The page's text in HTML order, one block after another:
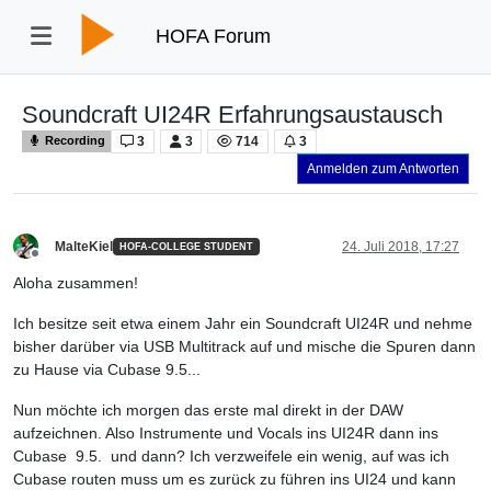
HOFA Forum
Soundcraft UI24R Erfahrungsaustausch
Recording 3 3 714
3
Anmelden zum Antworten
MalteKiel HOFA-COLLEGE STUDENT 24. Juli 2018, 17:27
Aloha zusammen!
Ich besitze seit etwa einem Jahr ein Soundcraft UI24R und nehme
bisher darüber via USB Multitrack auf und mische die Spuren dann
zu Hause via Cubase 9.5...
Nun möchte ich morgen das erste mal direkt in der DAW
aufzeichnen. Also Instrumente und Vocals ins UI24R dann ins
Cubase 9.5. und dann? Ich verzweifele ein wenig, auf was ich
Cubase routen muss um es zurück zu führen ins UI24 und kann